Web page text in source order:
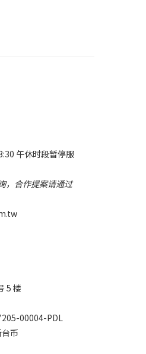
午休时段暂停服
，合作提案请通过
5 楼
00004-PDL
币